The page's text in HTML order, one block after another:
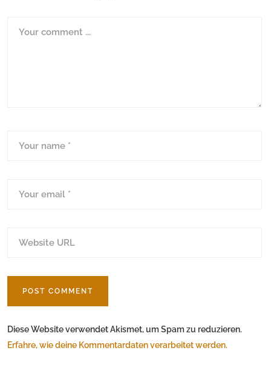
Diese Website verwendet Akismet, um Spam zu reduzieren.
Erfahre, wie deine Kommentardaten verarbeitet werden.